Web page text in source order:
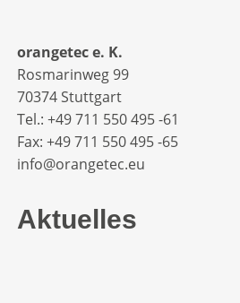
orangetec e. K.
Rosmarinweg 99
70374 Stuttgart
Tel.: +49 711 550 495 -61‬
Fax: +49 711 550 495 -65‬
info@orangetec.eu
Aktuelles